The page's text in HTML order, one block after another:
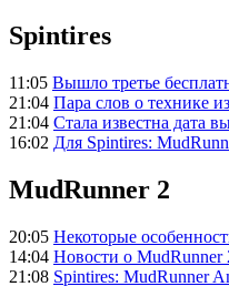
Spintires
11:05 Вышло третье
21:04 Пара слов о технике
21:04 Стала известна дата
16:02 Для Spintires:
MudRunner 2
20:05 Некоторые
14:04 Новости о MudRunner
21:08 Spintires: MudRunner